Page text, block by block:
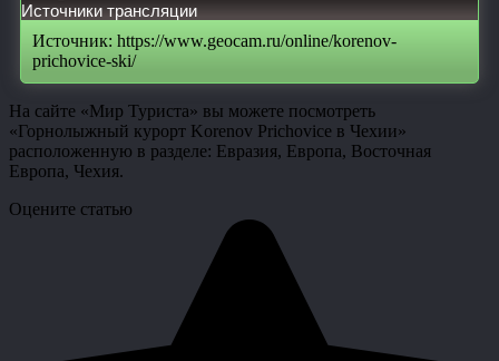
Источники трансляции
Источник: https://www.geocam.ru/online/korenov-
prichovice-ski/
На сайте «Мир Туриста» вы можете посмотреть
«Горнолыжный курорт Korenov Prichovice в Чехии»
расположенную в разделе: Евразия, Европа, Восточная
Европа, Чехия.
Оцените статью